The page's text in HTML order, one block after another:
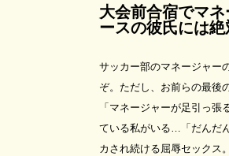
大会前合宿でマ
ースの彼氏には
サッカー部のマネージャー
ぞ。ただし、お前らの最後
「マネージャーが足引っ
ている私がいる…「だんだ
カされ続ける屈辱セックス